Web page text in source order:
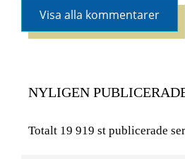
Visa alla kommentarer
NYLIGEN
Totalt 19 919 st publicerade